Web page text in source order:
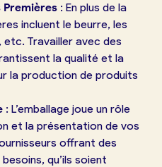
Premières : En plus de la
incluent le beurre, les
Travailler avec des
la qualité et la
la production de produits
: L’emballage joue un rôle
et la présentation de vos
offrant des
qu’ils soient